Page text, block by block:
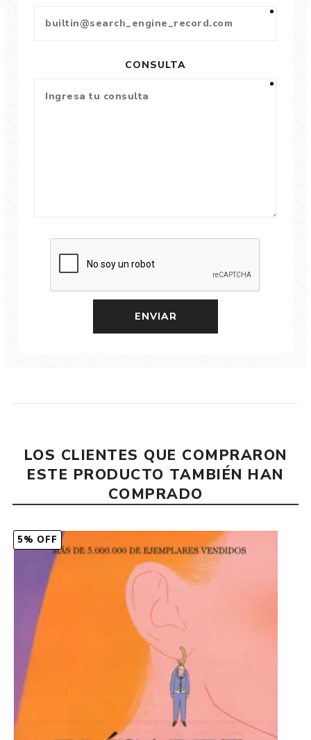
CONSULTA
LOS CLIENTES QUE COMPRARON
ESTE PRODUCTO TAMBIÉN HAN
COMPRADO
5% OFF